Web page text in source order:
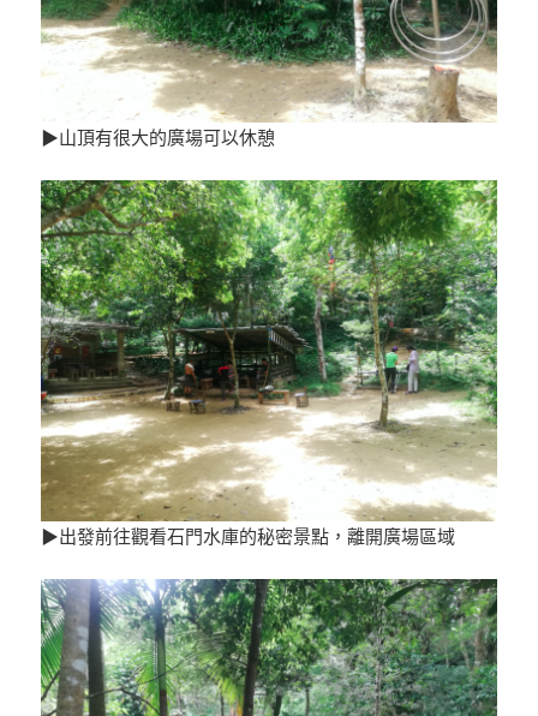
▶山頂有很大的廣場可以休憩
▶出發前往觀看石門水庫的秘密景點，離開廣場區域